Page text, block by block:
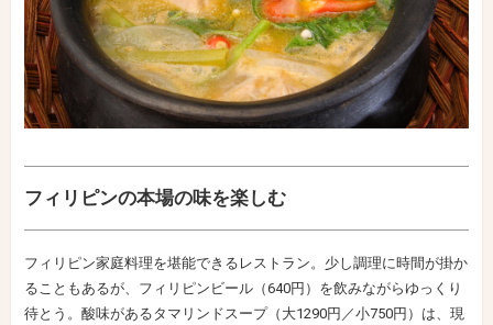
フィリピンの本場の味を楽しむ
フィリピン家庭料理を堪能できるレストラン。少し調理に時間が掛か
ることもあるが、フィリピンビール（640円）を飲みながらゆっくり
待とう。酸味があるタマリンドスープ（大1290円／小750円）は、現